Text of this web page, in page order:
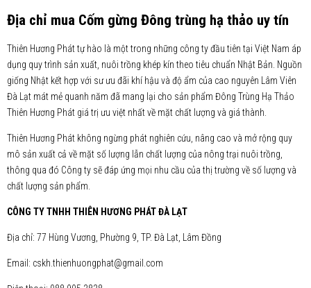
Địa chỉ mua Cốm gừng Đông trùng hạ thảo uy tín
Thiên Hương Phát tự hào là một trong những công ty đầu tiên tại Việt Nam áp
dụng quy trình sản xuất, nuôi trồng khép kín theo tiêu chuẩn Nhật Bản. Nguồn
giống Nhật kết hợp với sư ưu đãi khí hậu và độ ẩm của cao nguyên Lâm Viên
Đà Lạt mát mẻ quanh năm đã mang lại cho sản phẩm Đông Trùng Hạ Thảo
Thiên Hương Phát giá trị ưu việt nhất về mặt chất lượng và giá thành.
Thiên Hương Phát không ngừng phát nghiên cứu, nâng cao và mở rộng quy
mô sản xuất cả về mặt số lượng lẫn chất lượng của nông trại nuôi trồng,
thông qua đó Công ty sẽ đáp ứng mọi nhu cầu của thị trường về số lượng và
chất lượng sản phẩm.
CÔNG TY TNHH THIÊN HƯƠNG PHÁT ĐÀ LẠT
Địa chỉ: 77 Hùng Vương, Phường 9, TP. Đà Lạt, Lâm Đồng
Email: cskh.thienhuongphat@gmail.com